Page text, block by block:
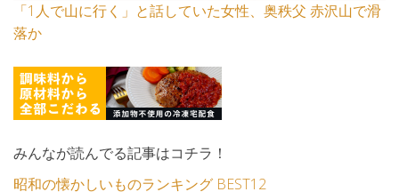
「1人で山に行く」と話していた女性、奥秩父 赤沢山で滑
落か
みんなが読んでる記事はコチラ！
昭和の懐かしいものランキング BEST12